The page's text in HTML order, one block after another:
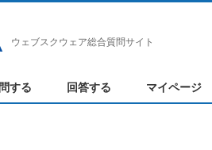
ウェブスクウェア総合質問サイト
する 回答する マイページ